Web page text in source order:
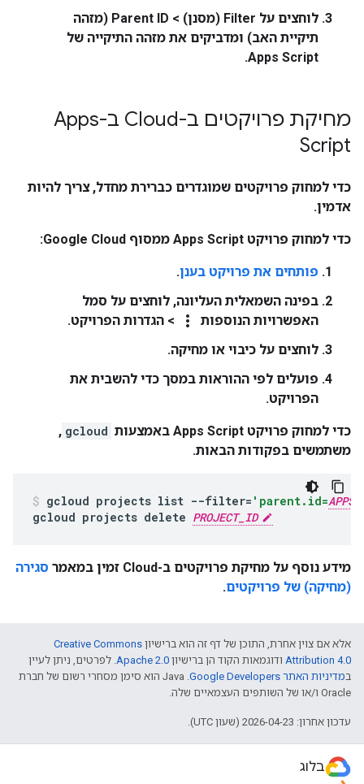
לוחצים על Filter (מסנן) >
Parent ID (מזהה
תיקיית האב) ומדביקים את מזהה התיקייה של
Apps Script.
מחיקת פרויקטים ב-Cloud ב-Apps
Script
כדי למחוק פרויקטים שמוגדרים כברירת מחדל, צריך להיות
אדמין.
כדי למחוק פרויקט Apps Script ממסוף Google Cloud:
פותחים את פרויקט בענן.
בפינה השמאלית העליונה, לוחצים על סמל
האפשרויות הנוספות
more_vert
> הגדרות הפרויקט.
לוחצים על כיבוי או מחיקה.
פועלים לפי ההוראות במסך כדי להשבית את
הפרויקט.
כדי למחוק פרויקט Apps Script באמצעות gcloud
,
משתמשים בפקודות הבאות.
gcloud projects list --filter= 'parent.id=
gcloud projects delete PROJECT_ID
מידע נוסף על מחיקת פרויקטים ב-Cloud זמין במאמר
סגירה
(מחיקה) של פרויקטים.
אלא אם צוין אחרת, התוכן של דף זה הוא ברישיון Creative Commons
Attribution 4.0 ודוגמאות הקוד הן ברישיון Apache 2.0. לפרטים, ניתן לעיין
במדיניות האתר Google Developers‏
.‏ Java הוא סימן מסחרי רשום של חברת
Oracle ו/או של השותפים העצמאיים שלה.
עדכון אחרון: 2026-04-23 (שעון UTC).
בלוג